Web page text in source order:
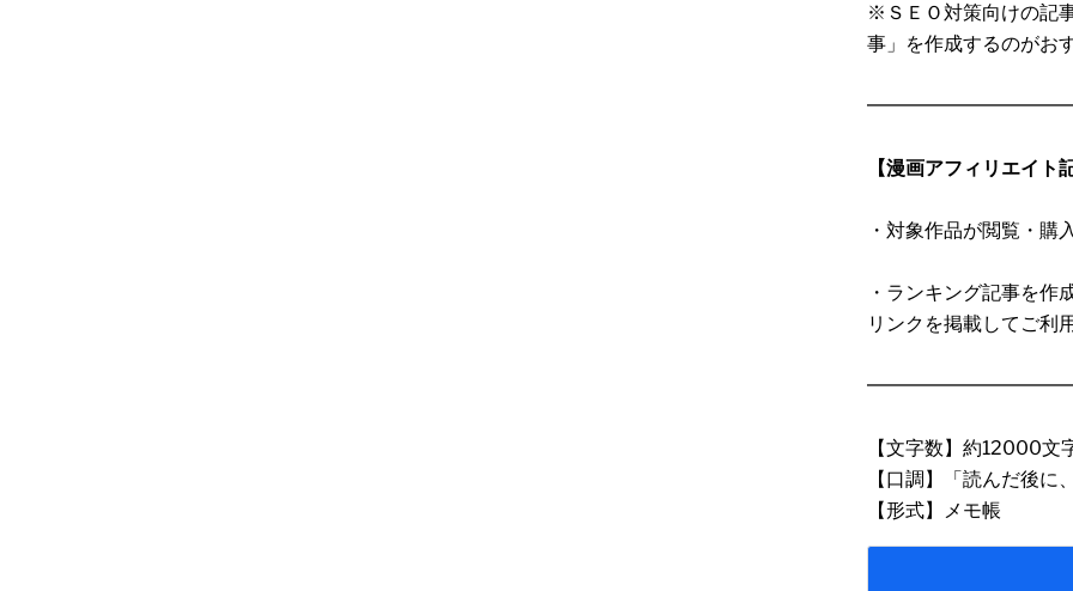
※ＳＥＯ対策向けの記
事」を作成するのがお
【漫画アフィリエイト
・対象作品が閲覧・購
・ランキング記事を作
リンクを掲載してご利
【文字数】約12000文
【口調】「読んだ後に
【形式】メモ帳